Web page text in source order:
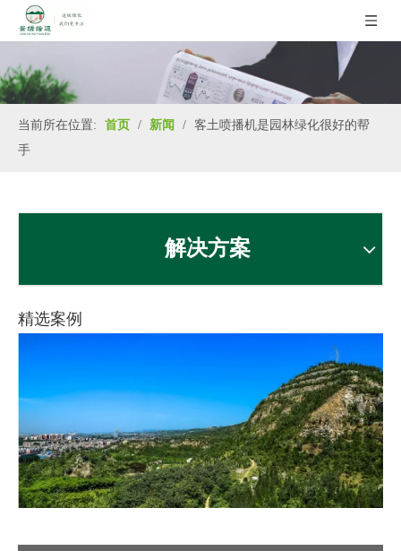
当前所在位置: 首页 / 新闻 / 客土喷播机是园林绿化很好的帮
手
解决方案
精选案例